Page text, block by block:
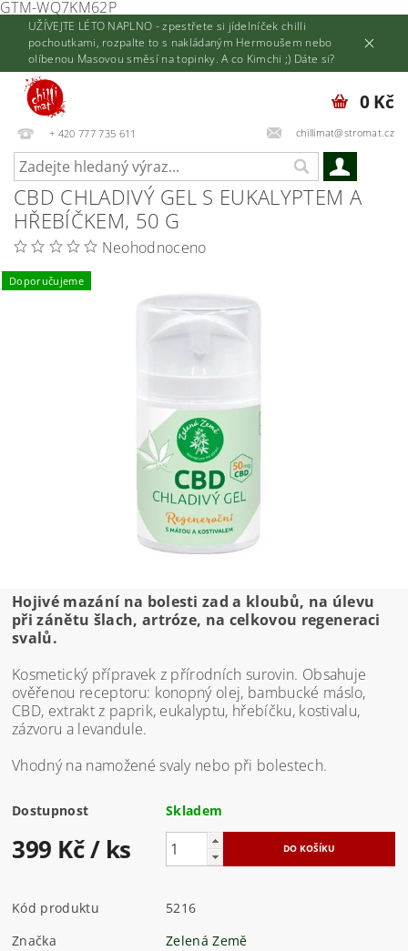
GTM-WQ7KM62P
UŽÍVEJTE LÉTO NAPLNO - zpestřete si jídelníček chilli
pochoutkami, rozpalte to s nakládaným Hermoušem nebo
olíbenou Masovou směsí na topinky. A co Kimchi ;) Dáte si?
+ 420 777 735 611 chillimat@stromat.cz
0 Kč
CBD CHLADIVÝ GEL S EUKALYPTEM A
HŘEBÍČKEM, 50 G
Neohodnoceno
Doporučujeme
Hojivé mazání na bolesti zad a kloubů, na úlevu
při zánětu šlach, artróze, na celkovou regeneraci
svalů.
Kosmetický přípravek z přírodních surovin. Obsahuje
ověřenou receptoru: konopný olej, bambucké máslo,
CBD, extrakt z paprik, eukalyptu, hřebíčku, kostivalu,
zázvoru a levandule.
Vhodný na namožené svaly nebo při bolestech.
Dostupnost Skladem
399 Kč/ ks
Kód produktu
5216
Značka
Zelená Země